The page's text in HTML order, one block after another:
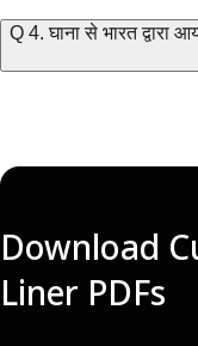
Q 4. घाना से भारत द्वारा
Download
Liner PDFs